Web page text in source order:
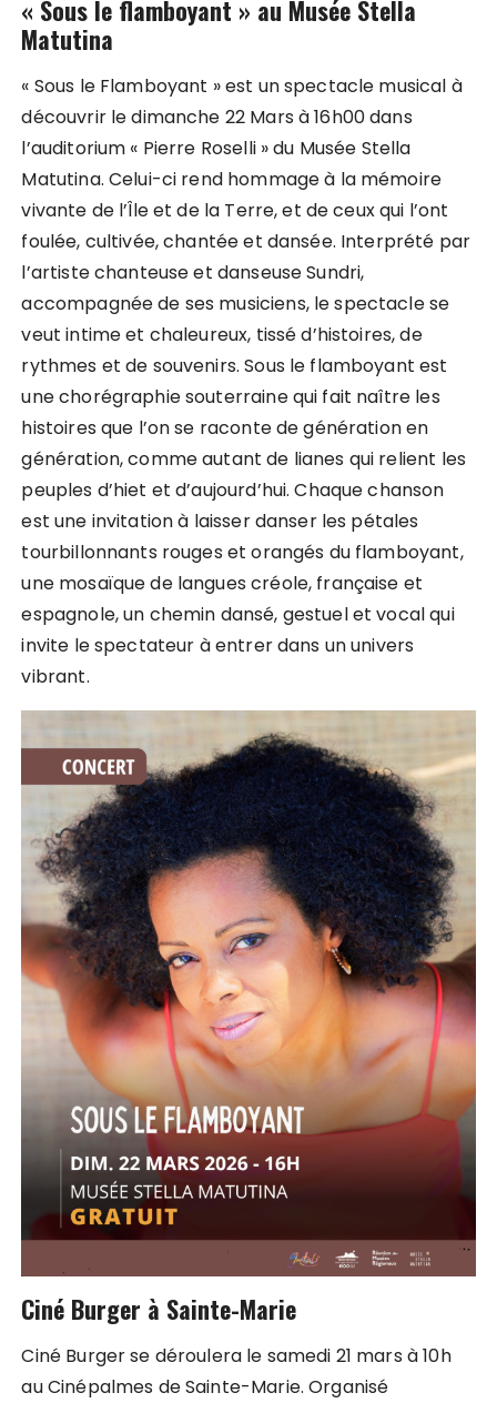
« Sous le flamboyant » au Musée Stella
Matutina
« Sous le Flamboyant » est un spectacle musical à
découvrir le dimanche 22 Mars à 16h00 dans
l’auditorium « Pierre Roselli » du Musée Stella
Matutina. Celui-ci rend hommage à la mémoire
vivante de l’Île et de la Terre, et de ceux qui l’ont
foulée, cultivée, chantée et dansée. Interprété par
l’artiste chanteuse et danseuse Sundri,
accompagnée de ses musiciens, le spectacle se
veut intime et chaleureux, tissé d’histoires, de
rythmes et de souvenirs. Sous le flamboyant est
une chorégraphie souterraine qui fait naître les
histoires que l’on se raconte de génération en
génération, comme autant de lianes qui relient les
peuples d’hiet et d’aujourd’hui. Chaque chanson
est une invitation à laisser danser les pétales
tourbillonnants rouges et orangés du flamboyant,
une mosaïque de langues créole, française et
espagnole, un chemin dansé, gestuel et vocal qui
invite le spectateur à entrer dans un univers
vibrant.
Ciné Burger à Sainte-Marie
Ciné Burger se déroulera le samedi 21 mars à 10h
au Cinépalmes de Sainte-Marie. Organisé